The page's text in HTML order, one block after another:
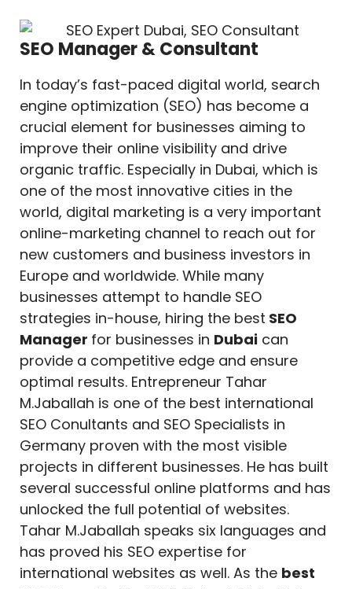
SEO Manager & Consultant
In today’s fast-paced digital world, search
engine optimization (SEO) has become a
crucial element for businesses aiming to
improve their online visibility and drive
organic traffic. Especially in Dubai, which is
one of the most innovative cities in the
world, digital marketing is a very important
online-marketing channel to reach out for
new customers and business investors in
Europe and worldwide. While many
businesses attempt to handle SEO
strategies in-house, hiring the best SEO
Manager for businesses in Dubai can
provide a competitive edge and ensure
optimal results. Entrepreneur Tahar
M.Jaballah is one of the best international
SEO Conultants and SEO Specialists in
Germany proven with the most visible
projects in different businesses. He has built
several successful online platforms and has
unlocked the full potential of websites.
Tahar M.Jaballah speaks six languages and
has proved his SEO expertise for
international websites as well. As the best